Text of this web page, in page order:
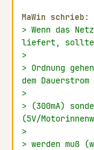
MaWin schrieb:
> Wenn das
liefert, sollte
>
> Ordnung
dem
>
> (300mA)
(5V/
>
> werden muß